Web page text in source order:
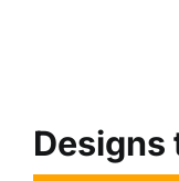
Designs